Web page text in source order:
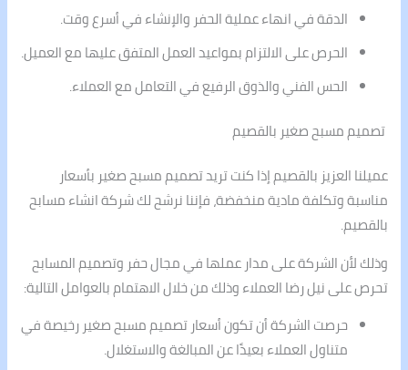
الدقة في انهاء عملية الحفر والإنشاء في أسرع وقت.
الحرص على الالتزام بمواعيد العمل المتفق عليها مع العميل.
الحس الفني والذوق الرفيع في التعامل مع العملاء.
تصميم مسبح صغير بالقصيم
عميلنا العزيز بالقصيم إذا كنت تريد تصميم مسبح صغير بأسعار
مناسبة وتكلفة مادية منخفضة، فإننا نرشح لك شركة انشاء مسابح
بالقصيم.
وذلك لأن الشركة على مدار عملها في مجال حفر وتصميم المسابح
تحرص على نيل رضا العملاء وذلك من خلال الاهتمام بالعوامل التالية:
حرصت الشركة أن تكون أسعار تصميم مسبح صغير رخيصة في
متناول العملاء بعيدًا عن المبالغة والاستغلال.